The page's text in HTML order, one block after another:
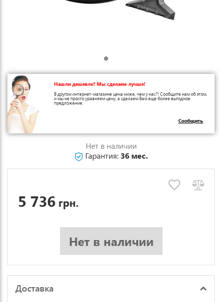
Нашли дешевле? Мы сделаем лучше!
В другом интернет-магазине цена ниже, чем у нас?! Сообщите нам об этом,
и мы не просто уравняем цену, а сделаем Вам еще более выгодное
предложение.
Сообщить
Нет в наличии
Гарантия: 36 мес.
5 736 грн.
Нет в наличии
Доставка